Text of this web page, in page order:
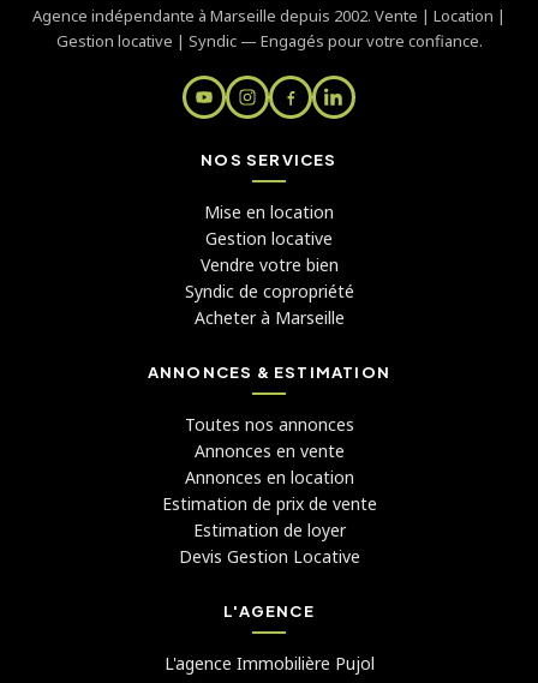
Agence indépendante à Marseille depuis 2002. Vente | Location |
Gestion locative | Syndic — Engagés pour votre confiance.
NOS SERVICES
Mise en location
Gestion locative
Vendre votre bien
Syndic de copropriété
Acheter à Marseille
ANNONCES & ESTIMATION
Toutes nos annonces
Annonces en vente
Annonces en location
Estimation de prix de vente
Estimation de loyer
Devis Gestion Locative
L'AGENCE
L'agence Immobilière Pujol